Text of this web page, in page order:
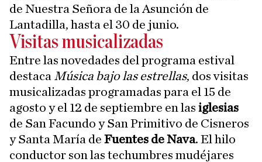
de Nuestra Señora de la Asunción de
Lantadilla, hasta el 30 de junio.
Visitas musicalizadas
Entre las novedades del programa estival
destaca Música bajo las estrellas, dos visitas
musicalizadas programadas para el 15 de
agosto y el 12 de septiembre en las iglesias
de San Facundo y San Primitivo de Cisneros
y Santa María de Fuentes de Nava. El hilo
conductor son las techumbres mudéjares